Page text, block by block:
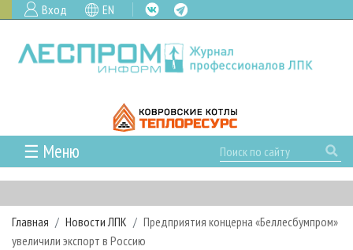
Вход EN
☰ Меню
ГЛАВНАЯ
РУБРИКИ И ТЕМЫ
РУБРИКИ ЖУРНАЛА
НОВОСТИ
Главная Новости ЛПК
Предприятия концерна «Беллесбумпром»
увеличили экспорт в Россию